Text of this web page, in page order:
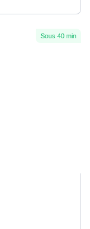
Sous 40 min